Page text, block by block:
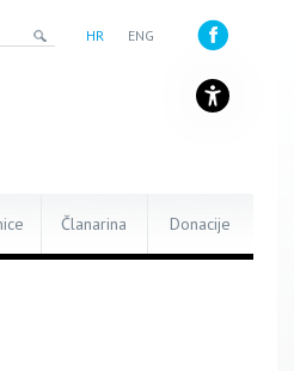
HR ENG
Članarina Donacije